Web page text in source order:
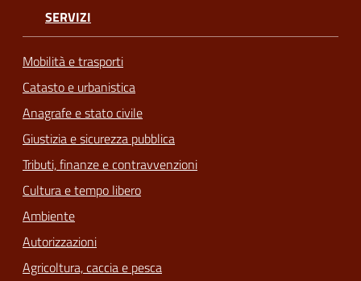
SERVIZI
Mobilità e trasporti
Catasto e urbanistica
Anagrafe e stato civile
Giustizia e sicurezza pubblica
Tributi, finanze e contravvenzioni
Cultura e tempo libero
Ambiente
Autorizzazioni
Agricoltura, caccia e pesca